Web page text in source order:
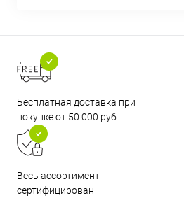
Бесплатная доставка при
покупке от 50 000 руб
Весь ассортимент
сертифицирован